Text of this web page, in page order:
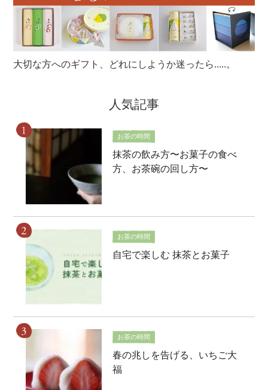
大切な方へのギフト、どれにしようか迷ったら.....。
人気記事
お茶の時間
抹茶の飲み方〜お菓子の食べ
方、お茶碗の回し方〜
お茶の時間
自宅で楽しむ 抹茶とお菓子
お茶の時間
春の兆しを告げる、いちご大
福